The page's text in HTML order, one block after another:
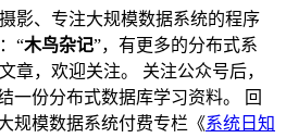
影、专注大规模数据系统的程序
“木鸟杂记”，有更多的分布式系
章，欢迎关注。 关注公众号后，
一份分布式数据库学习资料。 回
规模数据系统付费专栏《系统日知